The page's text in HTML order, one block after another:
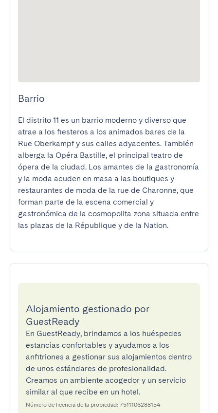
Barrio
El distrito 11 es un barrio moderno y diverso que
atrae a los fiesteros a los animados bares de la
Rue Oberkampf y sus calles adyacentes. También
alberga la Opéra Bastille, el principal teatro de
ópera de la ciudad. Los amantes de la gastronomía
y la moda acuden en masa a las boutiques y
restaurantes de moda de la rue de Charonne, que
forman parte de la escena comercial y
gastronómica de la cosmopolita zona situada entre
las plazas de la République y de la Nation.
Alojamiento gestionado por
GuestReady
En GuestReady, brindamos a los huéspedes
estancias confortables y ayudamos a los
anfitriones a gestionar sus alojamientos dentro
de unos estándares de profesionalidad.
Creamos un ambiente acogedor y un servicio
similar al que recibe en un hotel.
Número de licencia de la propiedad: 7511106288154